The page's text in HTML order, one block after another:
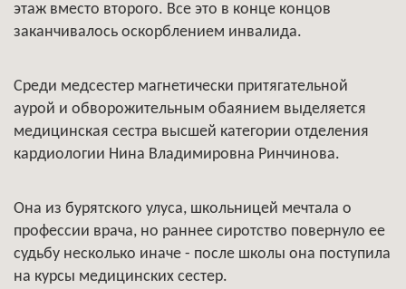
этаж вместо второго. Все это в конце концов
заканчивалось оскорблением инвалида.
Среди медсестер магнетически притягательной
аурой и обворожительным обаянием выделяется
медицинская сестра высшей категории отделения
кардиологии Нина Владимировна Ринчинова.
Она из бурятского улуса, школьницей мечтала о
профессии врача, но раннее сиротство повернуло ее
судьбу несколько иначе - после школы она поступила
на курсы медицинских сестер.